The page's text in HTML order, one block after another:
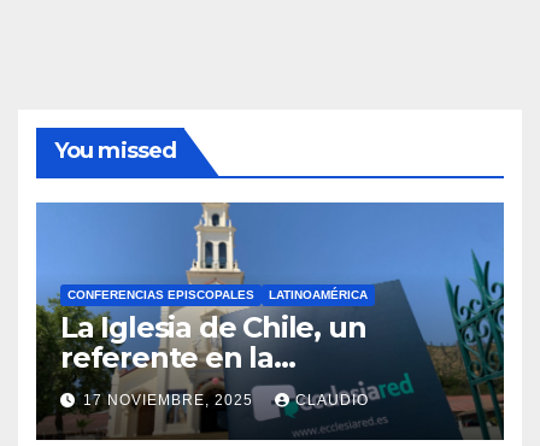
You missed
CONFERENCIAS EPISCOPALES LATINOAMÉRICA
La Iglesia de Chile, un
referente en la
transformación digital
gracias a Ecclesiared
17 NOVIEMBRE, 2025 CLAUDIO
N